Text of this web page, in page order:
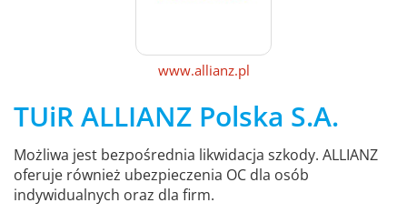
www.allianz.pl
TUiR ALLIANZ Polska S.A.
Możliwa jest bezpośrednia likwidacja szkody. ALLIANZ
oferuje również ubezpieczenia OC dla osób
indywidualnych oraz dla firm.